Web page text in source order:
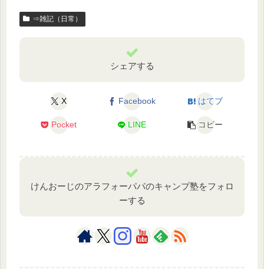
⇒雑記（日常）
シェアする
X Facebook はてブ
Pocket LINE コピー
けんおーじのアラフォーパパのキャンプ塾をフォロ
ーする